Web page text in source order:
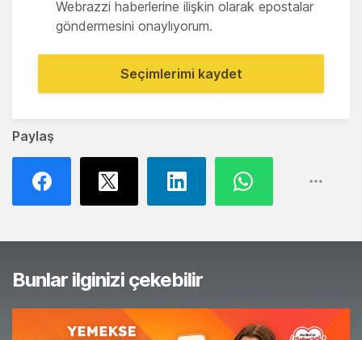
Paylaş
Webrazzi haberlerine ilişkin olarak epostalar
göndermesini onaylıyorum.
Seçimlerimi kaydet
Bunlar ilginizi çekebilir